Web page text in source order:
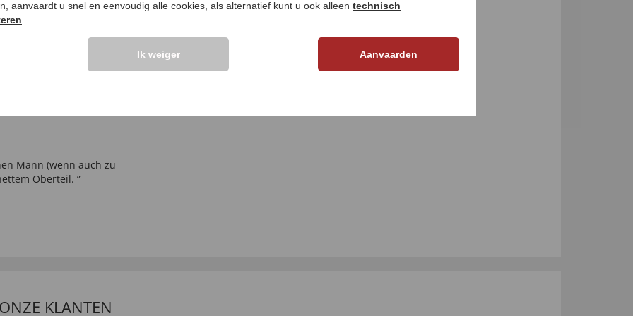
ZEGGEN
>>
Mann (wenn auch zu
Oberteil. ”
UW PRODUCTVRAGEN
KLANTEN
aanvaardt u snel en eenvoudig alle cookies, als alternatief kunt u ook alleen technisch
Ik weiger Aanvaarden